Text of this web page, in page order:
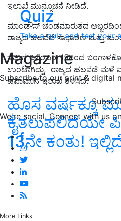
Quiz
Take a quiz and test your
Magazine
Subscribe to our print & digital
We're social. Connect with us
More Links
ಇಲಾಖೆ ಮುನ್ಸೂಚನೆ ನೀಡಿದೆ.
ಮಾಂಡೌಸ್ ಚಂಡಮಾರುತದ
ರಾಜ್ಯದ ಹಲವೆಡೆ ಸಾಧಾರಣ ಮತ್ತು
ಇದೀಗ ಡಿಸೆಂಬರ್ 15ರಿಂದ
ಉಂಟಾಗಿದ್ದು, ರಾಜ್ಯದ ಹಲವೆಡೆ ಮಳೆ
ಹವಾಮಾನ ಇಲಾಖೆ ತಿಳಿಸಿದೆ.
ಹೊಸ ವರ್ಷಕ್ಕೂ
ಕೈತಲುಪಲಿದೆಯೇ
13ನೇ ಕಂತು!